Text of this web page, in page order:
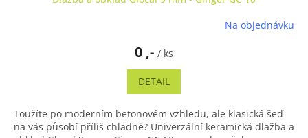
Na objednávku
0 ,- / ks
DETAIL
Toužíte po moderním betonovém vzhledu, ale klasická šeď
na vás působí příliš chladně? Univerzální keramická dlažba a